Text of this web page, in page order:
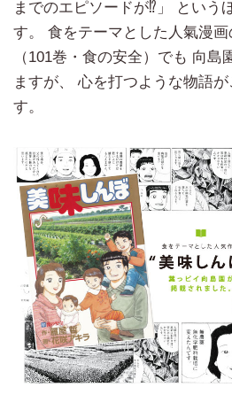
までのエピソードが⁉」 という
す。 食をテーマとした人氣漫画
（101巻・食の安全）でも 向島
ますが、 心を打つような物語
す。